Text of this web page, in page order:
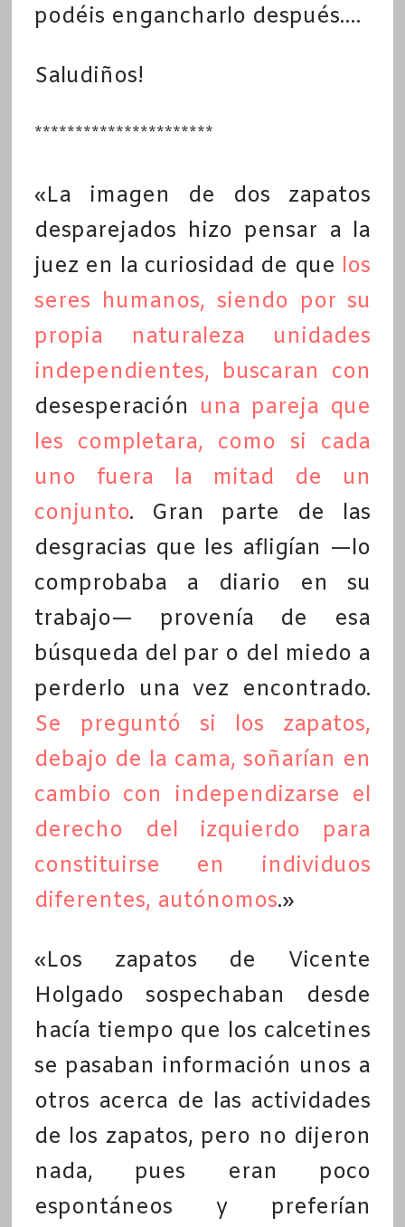
podéis engancharlo después….
Saludiños!
**********************
«La imagen de dos zapatos
desparejados hizo pensar a la
juez en la curiosidad de que los
seres humanos, siendo por su
propia naturaleza unidades
independientes, buscaran con
desesperación una pareja que
les completara, como si cada
uno fuera la mitad de un
conjunto. Gran parte de las
desgracias que les afligían —lo
comprobaba a diario en su
trabajo— provenía de esa
búsqueda del par o del miedo a
perderlo una vez encontrado.
Se preguntó si los zapatos,
debajo de la cama, soñarían en
cambio con independizarse el
derecho del izquierdo para
constituirse en individuos
diferentes, autónomos.»
«Los zapatos de Vicente
Holgado sospechaban desde
hacía tiempo que los calcetines
se pasaban información unos a
otros acerca de las actividades
de los zapatos, pero no dijeron
nada, pues eran poco
espontáneos y preferían